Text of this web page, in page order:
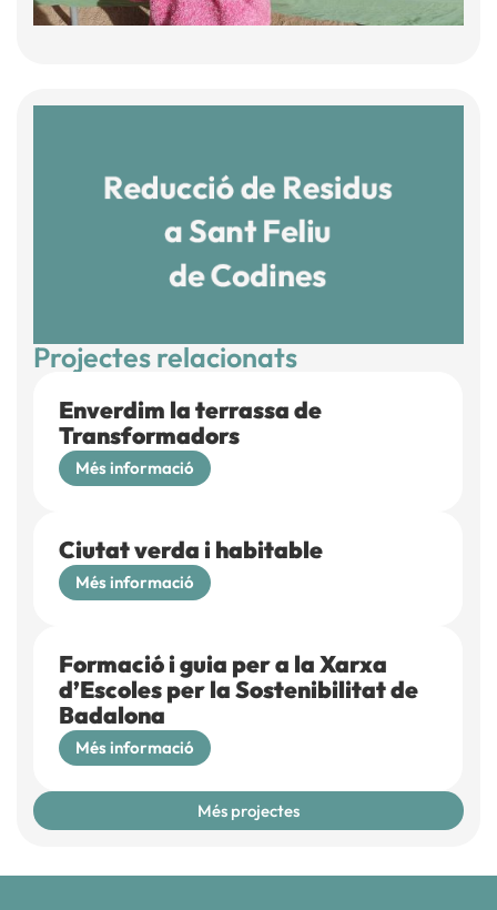
Projectes relacionats
Enverdim la terrassa de
Transformadors
Més informació
Ciutat verda i habitable
Més informació
Formació i guia per a la Xarxa
d’Escoles per la Sostenibilitat de
Badalona
Més informació
Més projectes